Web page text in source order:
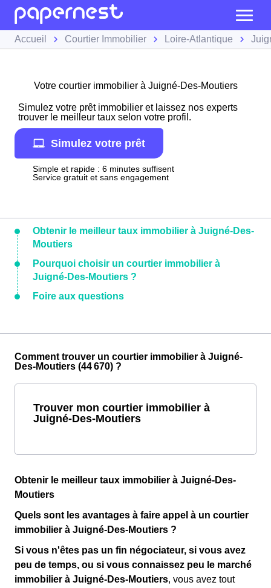
Accueil Courtier Immobilier Loire-Atlantique
Votre courtier immobilier à Juigné-Des-Moutiers
Simulez votre prêt immobilier et laissez nos experts
trouver le meilleur taux selon votre profil.
Simulez votre prêt
Simple et rapide : 6 minutes suffisent
Service gratuit et sans engagement
Obtenir le meilleur taux immobilier à Juigné-Des-
Moutiers
Pourquoi choisir un courtier immobilier à
Juigné-Des-Moutiers ?
Foire aux questions
Comment trouver un courtier immobilier à Juigné-
Des-Moutiers (44 670) ?
Trouver mon courtier immobilier à
Juigné-Des-Moutiers
Obtenir le meilleur taux immobilier à Juigné-Des-
Moutiers
Quels sont les avantages à faire appel à un courtier
immobilier à Juigné-Des-Moutiers ?
Si vous n'êtes pas un fin négociateur, si vous avez
peu de temps, ou si vous connaissez peu le marché
immobilier à Juigné-Des-Moutiers, vous avez tout